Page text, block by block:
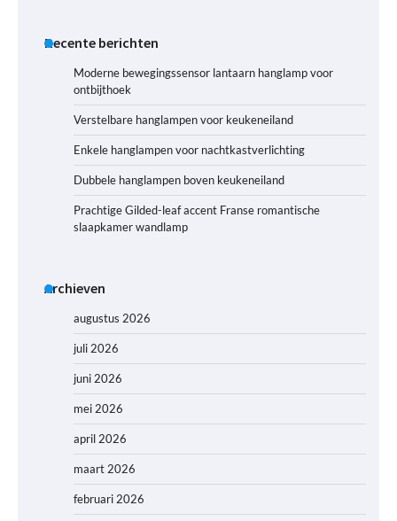
Recente berichten
Moderne bewegingssensor lantaarn hanglamp voor
ontbijthoek
Verstelbare hanglampen voor keukeneiland
Enkele hanglampen voor nachtkastverlichting
Dubbele hanglampen boven keukeneiland
Prachtige Gilded-leaf accent Franse romantische
slaapkamer wandlamp
Archieven
augustus 2026
juli 2026
juni 2026
mei 2026
april 2026
maart 2026
februari 2026